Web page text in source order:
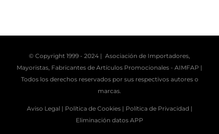
© Copyright 1999 - 2024 | Asociación de Importadores,
Mayoristas, Fabricantes de Artículos Promocionales - AIMFAP |
Todos los derechos reservados por sus respectivos autores o
marcas.
Aviso Legal | Política de Cookies | Política de Privacidad |
Eliminación datos APP